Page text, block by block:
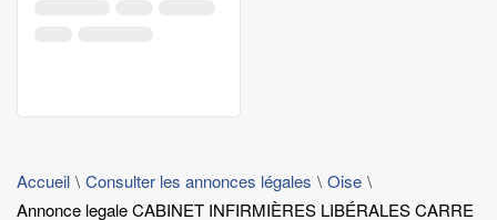
Accueil Consulter les annonces légales
Oise
Annonce legale CABINET INFIRMIÈRES LIBÉRALES CARRE